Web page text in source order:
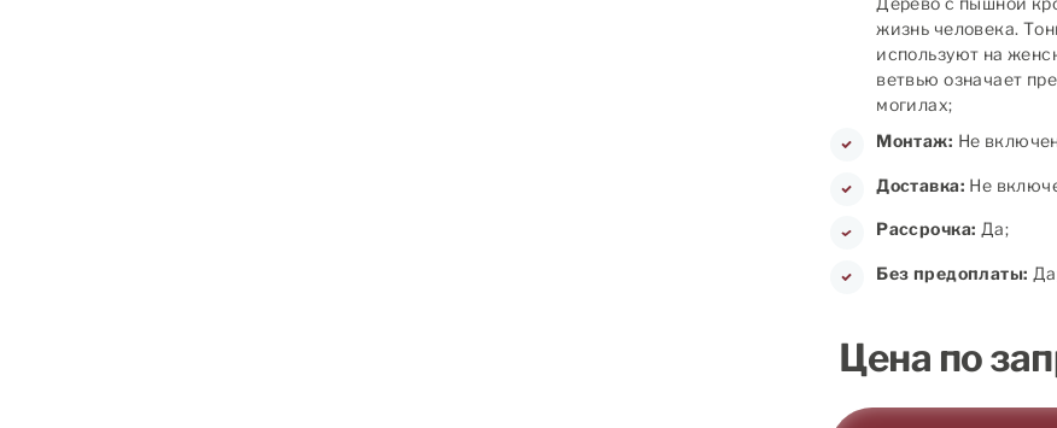
жизнь человека.
используют на
ветвью означает
могилах;
Монтаж: Не
Доставка: Не
Рассрочка: Да;
Без предоплаты:
Цена по